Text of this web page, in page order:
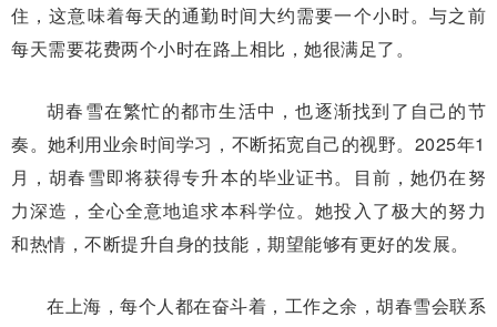
住，这意味着每天的通勤时间大约需要一个小时。与之前
每天需要花费两个小时在路上相比，她很满足了。
胡春雪在繁忙的都市生活中，也逐渐找到了自己的节
奏。她利用业余时间学习，不断拓宽自己的视野。2025年1
月，胡春雪即将获得专升本的毕业证书。目前，她仍在努
力深造，全心全意地追求本科学位。她投入了极大的努力
和热情，不断提升自身的技能，期望能够有更好的发展。
在上海，每个人都在奋斗着，工作之余，胡春雪会联系